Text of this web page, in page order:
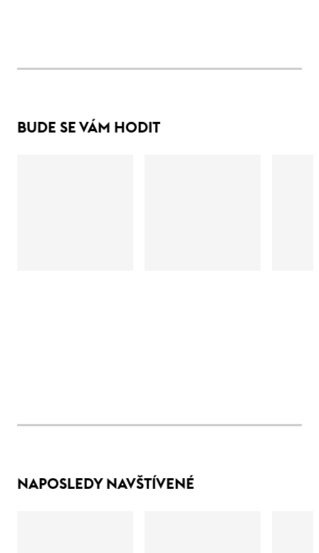
BUDE SE VÁM HODIT
NAPOSLEDY NAVŠTÍVENÉ